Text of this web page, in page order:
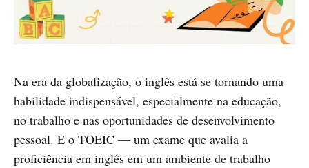
Na era da globalização, o inglês está se tornando uma
habilidade indispensável, especialmente na educação,
no trabalho e nas oportunidades de desenvolvimento
pessoal. E o TOEIC — um exame que avalia a
proficiência em inglês em um ambiente de trabalho